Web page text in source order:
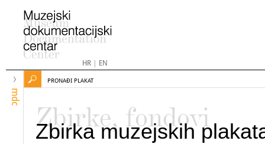
HR| EN
mdc
PRONAĐI PLAKAT
Zbirke, fondovi
Zbirka muzejskih